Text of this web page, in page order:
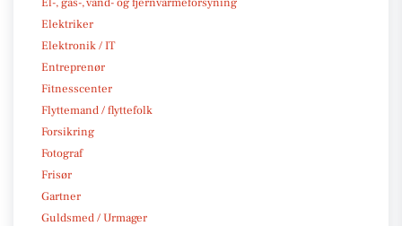
Elektriker
Elektronik / IT
Entreprenør
Fitnesscenter
Flyttemand / flyttefolk
Forsikring
Fotograf
Frisør
Gartner
Guldsmed / Urmager